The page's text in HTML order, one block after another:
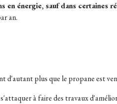
en énergie, sauf dans certaines
an.
d'autant plus que le propane est
à faire des travaux